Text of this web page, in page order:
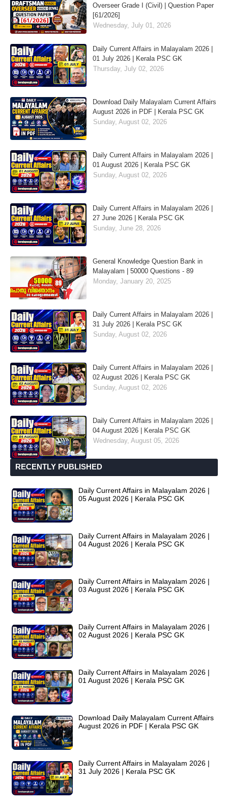
Overseer Grade I (Civil) | Question Paper
[61/2026]
Wednesday, July 01, 2026
Daily Current Affairs in Malayalam 2026 |
01 July 2026 | Kerala PSC GK
Thursday, July 02, 2026
Download Daily Malayalam Current Affairs
August 2026 in PDF | Kerala PSC GK
Sunday, August 02, 2026
Daily Current Affairs in Malayalam 2026 |
01 August 2026 | Kerala PSC GK
Sunday, August 02, 2026
Daily Current Affairs in Malayalam 2026 |
27 June 2026 | Kerala PSC GK
Sunday, June 28, 2026
General Knowledge Question Bank in
Malayalam | 50000 Questions - 89
Monday, January 20, 2025
Daily Current Affairs in Malayalam 2026 |
31 July 2026 | Kerala PSC GK
Sunday, August 02, 2026
Daily Current Affairs in Malayalam 2026 |
02 August 2026 | Kerala PSC GK
Sunday, August 02, 2026
Daily Current Affairs in Malayalam 2026 |
04 August 2026 | Kerala PSC GK
Wednesday, August 05, 2026
RECENTLY PUBLISHED
Daily Current Affairs in Malayalam 2026 |
05 August 2026 | Kerala PSC GK
Daily Current Affairs in Malayalam 2026 |
04 August 2026 | Kerala PSC GK
Daily Current Affairs in Malayalam 2026 |
03 August 2026 | Kerala PSC GK
Daily Current Affairs in Malayalam 2026 |
02 August 2026 | Kerala PSC GK
Daily Current Affairs in Malayalam 2026 |
01 August 2026 | Kerala PSC GK
Download Daily Malayalam Current Affairs
August 2026 in PDF | Kerala PSC GK
Daily Current Affairs in Malayalam 2026 |
31 July 2026 | Kerala PSC GK